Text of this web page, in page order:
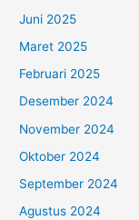
Juni 2025
Maret 2025
Februari 2025
Desember 2024
November 2024
Oktober 2024
September 2024
Agustus 2024